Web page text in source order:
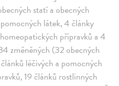
statí a obecných
látek, 4 články
přípravků a 4
změněných (32 obecných
léčivých a pomocných
19 článků rostlinných